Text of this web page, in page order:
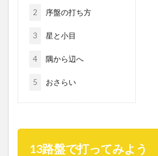
2 序盤の打ち方
3 星と小目
4 隅から辺へ
5 おさらい
13路盤で打ってみよう